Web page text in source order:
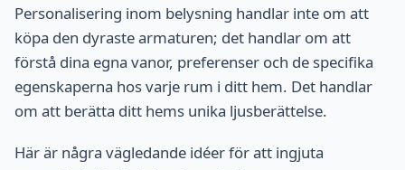
Personalisering inom belysning handlar inte om att
köpa den dyraste armaturen; det handlar om att
förstå dina egna vanor, preferenser och de specifika
egenskaperna hos varje rum i ditt hem. Det handlar
om att berätta ditt hems unika ljusberättelse.
Här är några vägledande idéer för att ingjuta